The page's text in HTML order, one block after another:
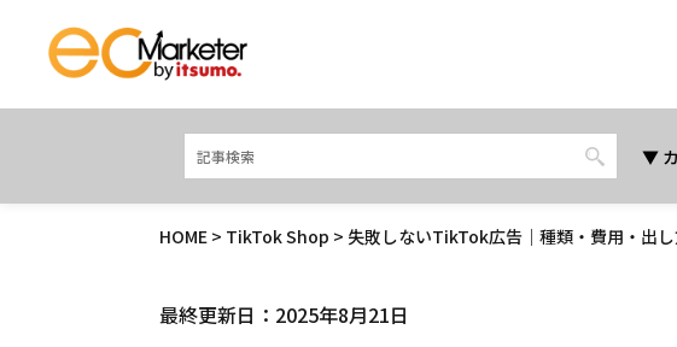
HOME > TikTok Shop > 失敗しないTikTok広告｜種類・費用・出
最終更新日：2025年8月21日